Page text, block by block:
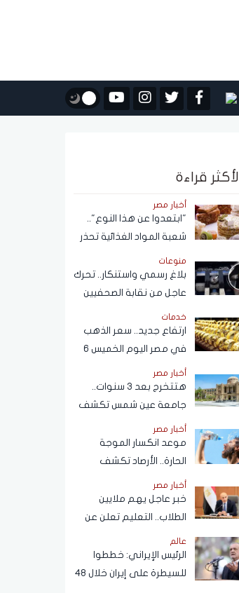
الأكثر قراءة
أخبار مصر
"ابتعدوا عن هذا النوع"..
شعبة المواد الغذائية تحذر
من حلاوة المولد النبوي
منوعات
بلاغ رسمي واستنكار.. تحرك
عاجل من نقابة الصحفيين
بشأن واقعة فتاة الأوبر
خدمات
ارتفاع جديد.. سعر الذهب
في مصر اليوم الخميس 6
أغسطس 2026
أخبار مصر
هتتخرج بعد 3 سنوات..
جامعة عين شمس تكشف
حقيقة تعديل مدة الدراسة
بكلية تجارة
أخبار مصر
موعد انكسار الموجة
الحارة.. الأرصاد تكشف
تفاصيل طقس الأيام المقبلة
أخبار مصر
خبر عاجل يهم ملايين
الطلاب.. التعليم تعلن عن
نظام البكالوريا الجديد
عالم
الرئيس الإيراني: خططوا
للسيطرة على إيران خلال 48